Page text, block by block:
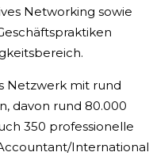
Networking sowie
Netzwerk mit rund
davon rund 80.000
350 professionelle
International